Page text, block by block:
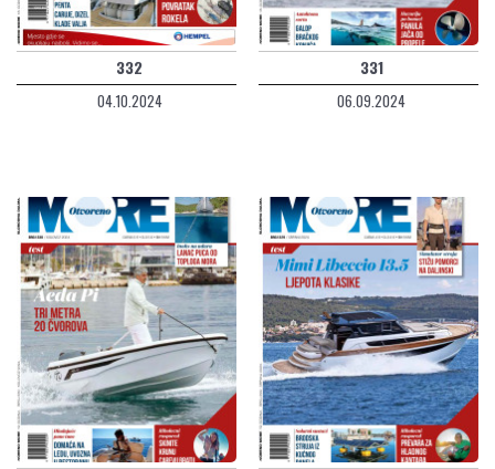
332
04.10.2024
331
06.09.2024